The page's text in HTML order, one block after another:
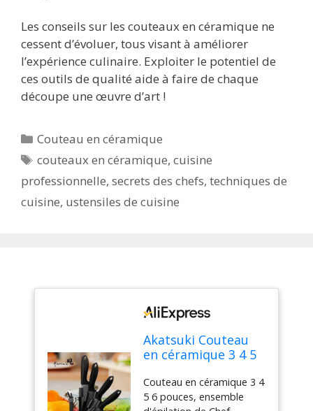
Les conseils sur les couteaux en céramique ne
cessent d’évoluer, tous visant à améliorer
l’expérience culinaire. Exploiter le potentiel de
ces outils de qualité aide à faire de chaque
découpe une œuvre d’art !
Catégories
Couteau en céramique
Étiquettes
couteaux en céramique,cuisine
professionnelle, secrets des chefs, techniques de
cuisine, ustensiles de cuisine
Akatsuki Couteau
en céramique 3 4 5
d'épilation de Chef,
utilitaire de
Couteau en céramique 3 4
5 6 pouces, ensemble